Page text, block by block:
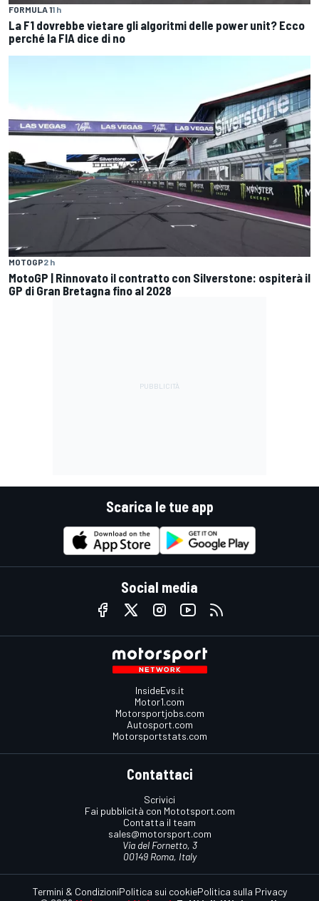
FORMULA 11 h
La F1 dovrebbe vietare gli algoritmi delle power unit? Ecco
perché la FIA dice di no
MOTOGP2 h
MotoGP | Rinnovato il contratto con Silverstone: ospiterà il
GP di Gran Bretagna fino al 2028
Scarica le tue app
Social media
InsideEvs.it
Motor1.com
Motorsportjobs.com
Autosport.com
Motorsportstats.com
Contattaci
Scrivici
Fai pubblicità con Mototsport.com
Contatta il team
sales@motorsport.com
Via del Fornetto, 3
00149 Roma, Italy
Termini & CondizioniPolitica sui cookiePolitica sulla Privacy